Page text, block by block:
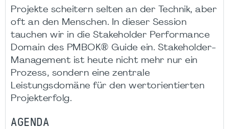
Projekte scheitern selten an der Technik, aber
oft an den Menschen. In dieser Session
tauchen wir in die Stakeholder Performance
Domain des PMBOK® Guide ein. Stakeholder-
Management ist heute nicht mehr nur ein
Prozess, sondern eine zentrale
Leistungsdomäne für den wertorientierten
Projekterfolg.
AGENDA